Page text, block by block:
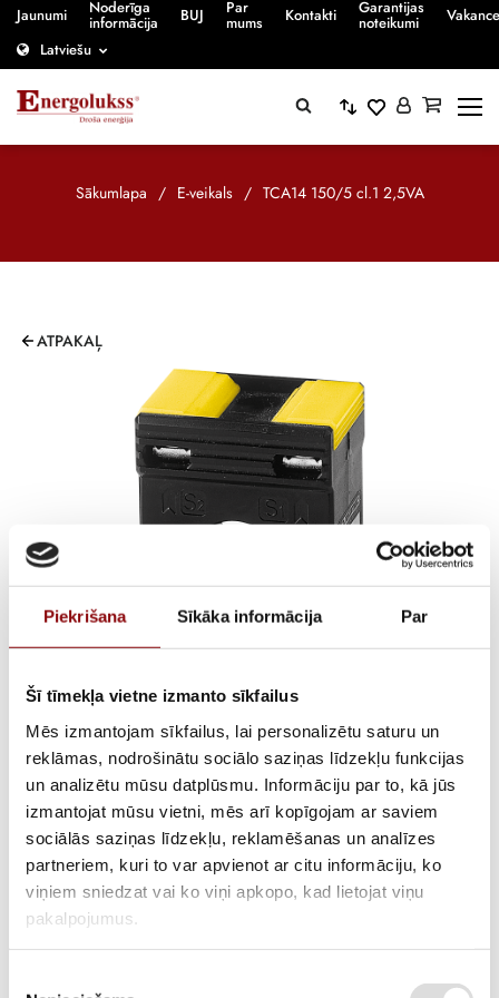
Piekrišana Sīkāka informācija Par
Šī tīmekļa vietne izmanto sīkfailus
Mēs izmantojam sīkfailus, lai personalizētu saturu un
reklāmas, nodrošinātu sociālo saziņas līdzekļu funkcijas
un analizētu mūsu datplūsmu. Informāciju par to, kā jūs
izmantojat mūsu vietni, mēs arī kopīgojam ar saviem
sociālās saziņas līdzekļu, reklamēšanas un analīzes
partneriem, kuri to var apvienot ar citu informāciju, ko
viņiem sniedzat vai ko viņi apkopo, kad lietojat viņu
pakalpojumus.
Jaunumi Noderīga
informācija BUJ Par
mums Kontakti Garantijas
noteikumi
Latviešu
Sākumlapa / E-veikals / TCA14 150/5 cl.1 2,5VA
ATPAKAĻ
TCA14 150/5 cl.1 2,5VA
ATLIKUMS Pieejams pēc pasūtījuma
ARTIKULS 28192T1415
RAŽOTĀJA KODS